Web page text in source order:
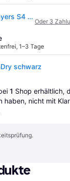
Golfbag Standbag Players S4 wasserdicht schwarz
Oder 3
, 1–3 Tage
schwarz
1 Shop erhältlich,
haben, nicht mit